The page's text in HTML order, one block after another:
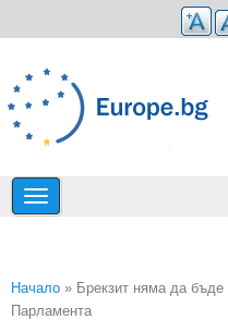
Премини към основното
Вие сте тук
Начало » Брекзит няма да бъде
Парламента